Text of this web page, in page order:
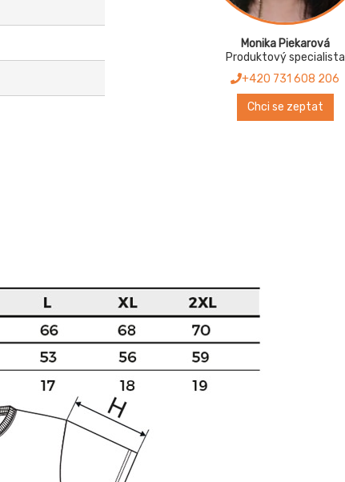
Monika Piekarová
Produktový specialista
+420 731 608 206
Chci se zeptat